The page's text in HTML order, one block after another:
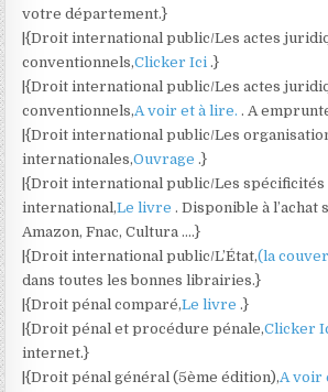
votre département.}
|{Droit international public/Les actes
conventionnels,Clicker Ici.}
|{Droit international public/Les actes
conventionnels,A voir et à lire.. A
|{Droit international public/Les
internationales,Ouvrage.}
|{Droit international public/Les
international,Le livre. Disponible à
Amazon, Fnac, Cultura ….}
|{Droit international public/L’État,(la
dans toutes les bonnes librairies.}
|{Droit pénal comparé,Le livre.}
|{Droit pénal et procédure pénale,Clicker
internet.}
|{Droit pénal général (5ème édition),A voir